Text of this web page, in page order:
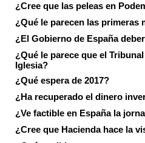
¿Cree que las peleas en
¿Qué le parecen las primeras
¿El Gobierno de España
¿Qué le parece que el
Iglesia?
¿Qué espera de 2017?
¿Ha recuperado el dinero
¿Ve factible en España la
¿Cree que Hacienda hace la